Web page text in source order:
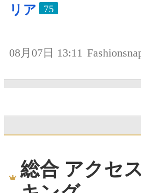
リア
75
08月07日 13:11
総合 アクセ